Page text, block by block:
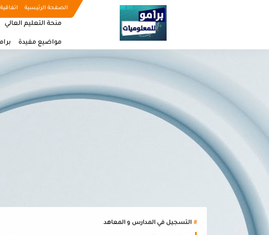
الصفحة الرئيسية
منحة التعليم العالي
مواضيع مفيدة
التسجيل في المدارس و المعاهد